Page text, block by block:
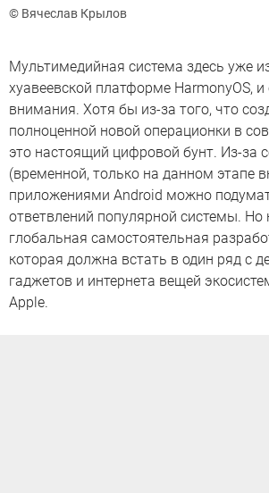
© Вячеслав Крылов
Мультимедийная система здесь уже
хуавеевской платформе HarmonyOS,
внимания. Хотя бы из-за того, что
полноценной новой операционки в
это настоящий цифровой бунт. Из-за
(временной, только на данном этапе
приложениями Android можно
ответвлений популярной системы.
глобальная самостоятельная
которая должна встать в один ряд с
гаджетов и интернета вещей
Apple.